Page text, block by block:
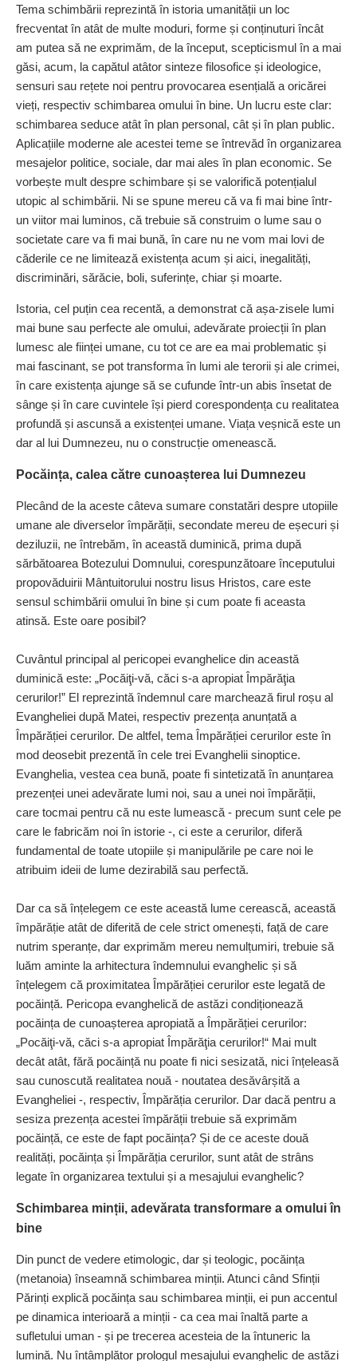
Tema schimbării reprezintă în istoria umanității un loc
frecventat în atât de multe moduri, forme și conținuturi încât
am putea să ne exprimăm, de la început, scepticismul în a mai
găsi, acum, la capătul atâtor sinteze filosofice și ideologice,
sensuri sau rețete noi pentru provocarea esențială a oricărei
vieți, respectiv schimbarea omului în bine. Un lucru este clar:
schimbarea seduce atât în plan personal, cât și în plan public.
Aplicațiile moderne ale acestei teme se întrevăd în organizarea
mesajelor politice, sociale, dar mai ales în plan economic. Se
vorbește mult despre schimbare și se valorifică potențialul
utopic al schimbării. Ni se spune mereu că va fi mai bine într-
un viitor mai luminos, că trebuie să construim o lume sau o
societate care va fi mai bună, în care nu ne vom mai lovi de
căderile ce ne limitează existența acum și aici, inegalități,
discriminări, sărăcie, boli, suferințe, chiar și moarte.
Istoria, cel puțin cea recentă, a demonstrat că așa-zisele lumi
mai bune sau perfecte ale omului, adevărate proiecții în plan
lumesc ale ființei umane, cu tot ce are ea mai problematic și
mai fascinant, se pot transforma în lumi ale terorii și ale crimei,
în care existența ajunge să se cufunde într-un abis însetat de
sânge și în care cuvintele își pierd corespondența cu realitatea
profundă și ascunsă a existenței umane. Viața veșnică este un
dar al lui Dumnezeu, nu o construcție omenească.
Pocăința, calea către cunoașterea lui Dumnezeu
Plecând de la aceste câteva sumare constatări despre utopiile
umane ale diverselor îm­părății, secondate mereu de eșecuri și
deziluzii, ne întrebăm, în această duminică, prima după
sărbătoarea Botezului Domnului, corespunzătoare începutului
propovăduirii Mântuitorului nostru Iisus Hristos, care este
sensul schimbării omului în bine și cum poate fi aceasta
atinsă. Este oare posibil?
Cuvântul principal al pericopei evanghelice din această
duminică este: „Pocăiţi-vă, căci s-a apropiat Împărăţia
cerurilor!” El reprezintă îndemnul care marchează firul roșu al
Evangheliei după Matei, respectiv prezența anunțată a
Împărăției cerurilor. De altfel, tema Împărăției cerurilor este în
mod deosebit prezentă în cele trei Evanghelii sinoptice.
Evanghelia, vestea cea bună, poate fi sintetizată în anunțarea
prezenței unei adevărate lumi noi, sau a unei noi împărății,
care tocmai pentru că nu este lumească - precum sunt cele pe
care le fabricăm noi în istorie -, ci este a cerurilor, diferă
fundamental de toate utopiile și manipulările pe care noi le
atribuim ideii de lume dezirabilă sau perfectă.
Dar ca să înțelegem ce este această lume cerească, această
împărăție atât de diferită de cele strict omenești, față de care
nutrim speranțe, dar exprimăm mereu nemulțumiri, trebuie să
luăm aminte la arhitectura îndemnului evanghelic și să
înțelegem că proximitatea Împărăției cerurilor este legată de
pocăință. Pericopa evanghelică de astăzi condi­ționează
pocăința de cunoașterea apropiată a Împărăției cerurilor:
„Pocăiţi-vă, căci s-a apropiat Împărăţia cerurilor!“ Mai mult
decât atât, fără pocăință nu poate fi nici sesizată, nici înțeleasă
sau cunoscută realitatea nouă - noutatea desăvârșită a
Evangheliei -, respectiv, Împărăția cerurilor. Dar dacă pentru a
sesiza prezența acestei împărății trebuie să exprimăm
pocăință, ce este de fapt pocăința? Și de ce aceste două
realități, pocăința și Împărăția cerurilor, sunt atât de strâns
legate în organizarea textului și a mesajului evanghelic?
Schimbarea minții, adevărata transformare a omului în
bine
Din punct de vedere etimologic, dar și teologic, pocăința
(metanoia) înseamnă schimbarea minții. Atunci când Sfinții
Părinți explică pocăința sau schimbarea minții, ei pun accentul
pe dinamica interioară a minții - ca cea mai înaltă parte a
sufletului uman - și pe trecerea acesteia de la întuneric la
lumină. Nu întâmplător prologul mesajului evanghelic de astăzi